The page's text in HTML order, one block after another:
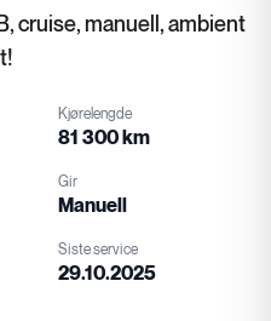
cruise, manuell, ambient
Kjørelengde
81 300 km
Gir
Manuell
Siste service
29.10.2025